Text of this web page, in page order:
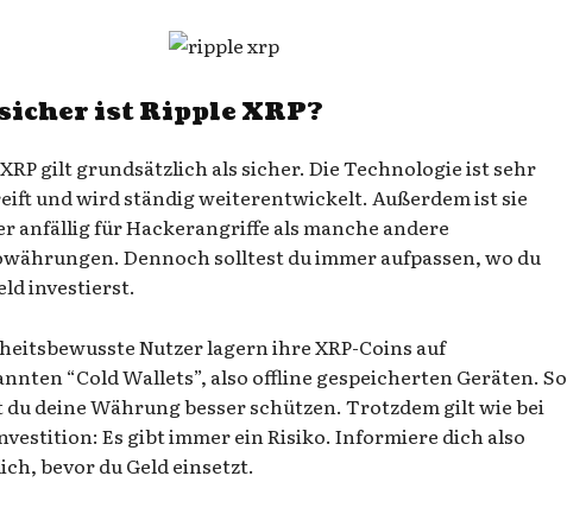
ist Ripple XRP?
gilt grundsätzlich als sicher. Die Technologie ist sehr
und wird ständig weiterentwickelt. Außerdem ist sie
anfällig für Hackerangriffe als manche andere
Dennoch solltest du immer aufpassen, wo du
investierst.
Nutzer lagern ihre XRP-Coins auf
“Cold Wallets”, also offline gespeicherten Geräten. So
deine Währung besser schützen. Trotzdem gilt wie bei
Es gibt immer ein Risiko. Informiere dich also
bevor du Geld einsetzt.